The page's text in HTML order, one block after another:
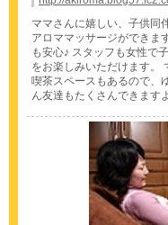
ママさんに嬉しい、子供同
アロママッサージができま
も安心♪ スタッフも女性で
をお楽しみいただけます
喫茶スペースもあるので
ん友達もたくさんできます